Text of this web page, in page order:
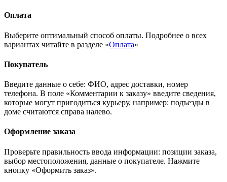
Оплата
Выберите оптимальный способ оплаты. Подробнее о всех
вариантах читайте в разделе «Оплата»
Покупатель
Введите данные о себе: ФИО, адрес доставки, номер
телефона. В поле «Комментарии к заказу» введите сведения,
которые могут пригодиться курьеру, например: подъезды в
доме считаются справа налево.
Оформление заказа
Проверьте правильность ввода информации: позиции заказа,
выбор местоположения, данные о покупателе. Нажмите
кнопку «Оформить заказ».